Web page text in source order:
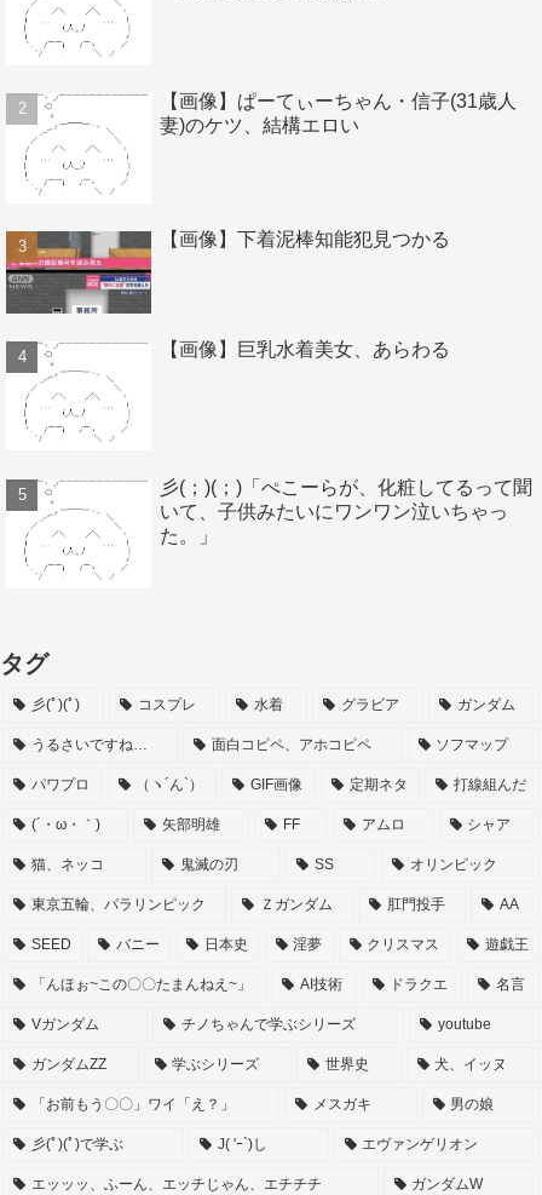
【画像】ぱーてぃーちゃん・信子(31歳人
妻)のケツ、結構エロい
【画像】下着泥棒知能犯見つかる
【画像】巨乳水着美女、あらわる
彡(；)(；)「ぺこーらが、化粧してるって聞
いて、子供みたいにワンワン泣いちゃっ
た。」
タグ
彡(ﾟ)(ﾟ) コスプレ 水着 グラビア ガンダム
うるさいですね… 面白コピペ、アホコピペ ソフマップ
パワプロ （ヽ´ん`） GIF画像 定期ネタ 打線組んだ
(´・ω・｀) 矢部明雄 FF アムロ シャア
猫、ネッコ 鬼滅の刃 SS オリンピック
東京五輪、パラリンピック Ｚガンダム 肛門投手 AA
SEED バニー 日本史 淫夢 クリスマス 遊戯王
「んほぉ~この〇〇たまんねえ~」 AI技術 ドラクエ 名言
Vガンダム チノちゃんで学ぶシリーズ youtube
ガンダムZZ 学ぶシリーズ 世界史 犬、イッヌ
「お前もう〇〇」ワイ「え？」 メスガキ 男の娘
彡(ﾟ)(ﾟ)で学ぶ J( 'ｰ`)し エヴァンゲリオン
エッッッ、ふーん、エッチじゃん、エチチチ ガンダムW